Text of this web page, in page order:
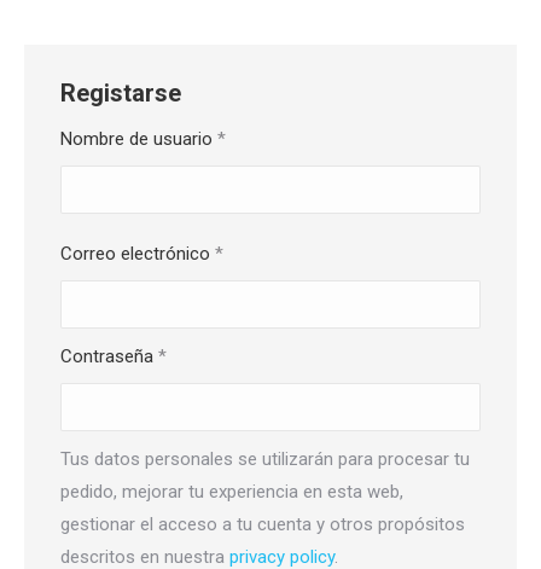
Registarse
Nombre de usuario *
Correo electrónico *
Contraseña *
Tus datos personales se utilizarán para procesar tu
pedido, mejorar tu experiencia en esta web,
gestionar el acceso a tu cuenta y otros propósitos
descritos en nuestra privacy policy.